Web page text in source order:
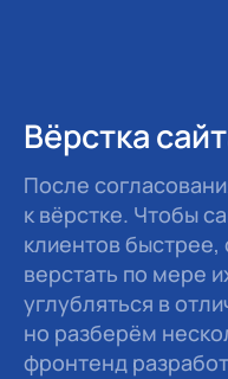
Вёрстка
После
к вёрстке. Чтобы
клиентов
верстать по мере
углубляться в
но разберём
фронтенд